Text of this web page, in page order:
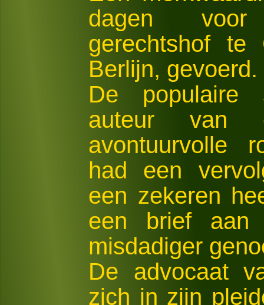
dagen
gerechtshof te
Berlijn, gevoerd.
De populaire
auteur van
avontuurvolle
had een
een zekeren
een brief aan
misdadiger
De advocaat
zich in zijn